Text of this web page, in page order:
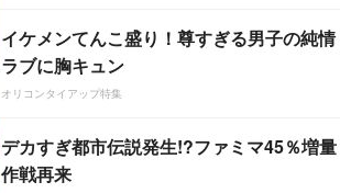
イケメンてんこ盛り！尊すぎる男子の純情
ラブに胸キュン
オリコンタイアップ特集
デカすぎ都市伝説発生!?ファミマ45％増量
作戦再来